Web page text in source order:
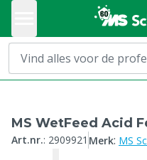
MS WetFeed Acid
Art.nr.: 2909921 Merk: MS